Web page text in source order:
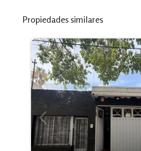
Propiedades similares